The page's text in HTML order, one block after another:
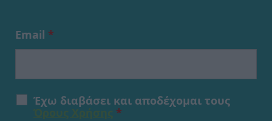
Email *
Έχω διαβάσει και αποδέχομαι τους
*